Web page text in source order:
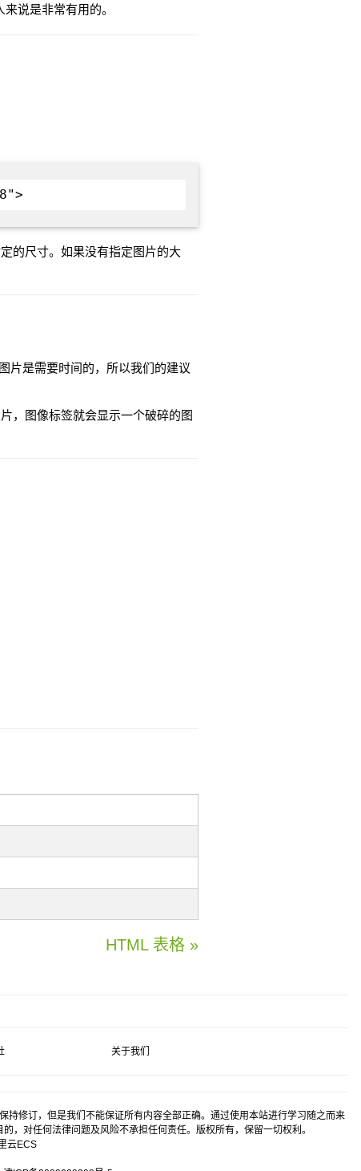
说是非常有用的。
的尺寸。如果没有指定图片的大
片是需要时间的，所以我们的建议
，图像标签就会显示一个破碎的图
HTML 表格 »
关于我们
修订，但是我们不能保证所有内容全部正确。通过使用本站进行学习随之而来
，对任何法律问题及风险不承担任何责任。版权所有，保留一切权利。
云ECS